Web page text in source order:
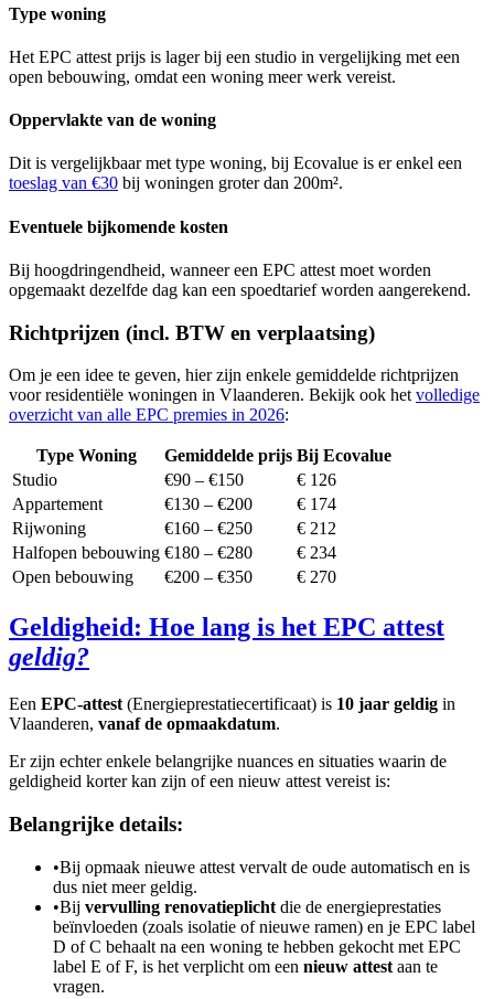
Type woning
Het EPC attest prijs is lager bij een studio in vergelijking met een
open bebouwing, omdat een woning meer werk vereist.
Oppervlakte van de woning
Dit is vergelijkbaar met type woning, bij Ecovalue is er enkel een
toeslag van €30 bij woningen groter dan 200m².
Eventuele bijkomende kosten
Bij hoogdringendheid, wanneer een EPC attest moet worden
opgemaakt dezelfde dag kan een spoedtarief worden aangerekend.
Richtprijzen (incl. BTW en verplaatsing)
Om je een idee te geven, hier zijn enkele gemiddelde richtprijzen
voor residentiële woningen in Vlaanderen. Bekijk ook het volledige
overzicht van alle EPC premies in 2026:
Type Woning Gemiddelde prijs Bij Ecovalue
Studio
€90 – €150
€ 126
Appartement
€130 – €200
€ 174
Rijwoning
€160 – €250
€ 212
Halfopen bebouwing €180 – €280
€ 234
Open bebouwing
€200 – €350 € 270
Geldigheid: Hoe lang is het EPC attest
geldig?
Een EPC-attest (Energieprestatiecertificaat) is 10 jaar geldig in
Vlaanderen, vanaf de opmaakdatum.
Er zijn echter enkele belangrijke nuances en situaties waarin de
geldigheid korter kan zijn of een nieuw attest vereist is:
Belangrijke details:
•Bij opmaak nieuwe attest vervalt de oude automatisch en is
dus niet meer geldig.
•Bij vervulling renovatieplicht die de energieprestaties
beïnvloeden (zoals isolatie of nieuwe ramen) en je EPC label
D of C behaalt na een woning te hebben gekocht met EPC
label E of F, is het verplicht om een nieuw attest aan te
vragen.